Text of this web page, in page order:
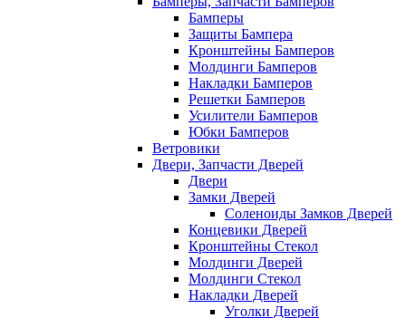
Бамперы
Защиты Бампера
Кронштейны Бамперов
Молдинги Бамперов
Накладки Бамперов
Решетки Бамперов
Усилители Бамперов
Юбки Бамперов
Ветровики
Двери, Запчасти Дверей
Двери
Замки Дверей
Соленоиды Замков Дверей
Концевики Дверей
Кронштейны Стекол
Молдинги Дверей
Молдинги Стекол
Накладки Дверей
Уголки Дверей